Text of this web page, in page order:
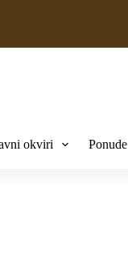
okviri Ponude